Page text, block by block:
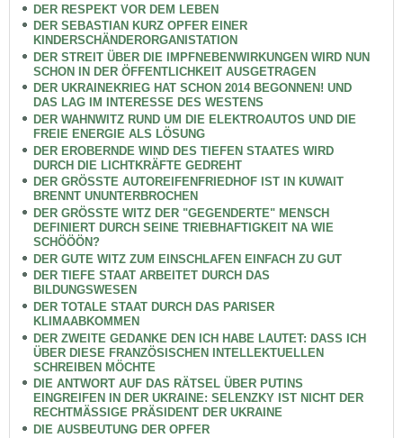
DER RESPEKT VOR DEM LEBEN
DER SEBASTIAN KURZ OPFER EINER
KINDERSCHÄNDERORGANISTATION
DER STREIT ÜBER DIE IMPFNEBENWIRKUNGEN WIRD NUN
SCHON IN DER ÖFFENTLICHKEIT AUSGETRAGEN
DER UKRAINEKRIEG HAT SCHON 2014 BEGONNEN! UND
DAS LAG IM INTERESSE DES WESTENS
DER WAHNWITZ RUND UM DIE ELEKTROAUTOS UND DIE
FREIE ENERGIE ALS LÖSUNG
DER EROBERNDE WIND DES TIEFEN STAATES WIRD
DURCH DIE LICHTKRÄFTE GEDREHT
DER GRÖSSTE AUTOREIFENFRIEDHOF IST IN KUWAIT
BRENNT UNUNTERBROCHEN
DER GRÖSSTE WITZ DER "GEGENDERTE" MENSCH
DEFINIERT DURCH SEINE TRIEBHAFTIGKEIT NA WIE
SCHÖÖÖN?
DER GUTE WITZ ZUM EINSCHLAFEN EINFACH ZU GUT
DER TIEFE STAAT ARBEITET DURCH DAS
BILDUNGSWESEN
DER TOTALE STAAT DURCH DAS PARISER
KLIMAABKOMMEN
DER ZWEITE GEDANKE DEN ICH HABE LAUTET: DASS ICH
ÜBER DIESE FRANZÖSISCHEN INTELLEKTUELLEN
SCHREIBEN MÖCHTE
DIE ANTWORT AUF DAS RÄTSEL ÜBER PUTINS
EINGREIFEN IN DER UKRAINE: SELENZKY IST NICHT DER
RECHTMÄSSIGE PRÄSIDENT DER UKRAINE
DIE AUSBEUTUNG DER OPFER